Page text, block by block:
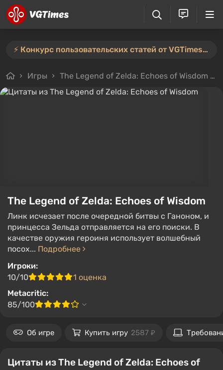
⚡️ Конкурс пользовательских статей от VGTimes продлён — участвуйте тут ⚡️
Игры The Legend of Zelda: Echoes of Wisdom
The Legend of Zelda: Echoes of Wisdom
Линк исчезает после очередной битвы с Ганоном, и
принцесса Зельда отправляется на его поиски. В
качестве оружия героиня использует волшебный
посох... Подробнее
Игроки:
10/10
1 оценка
Metacritic:
85/100
Об игре Купить игру 2587 ₽
Цитаты из The Legend of Zelda: Echoes of